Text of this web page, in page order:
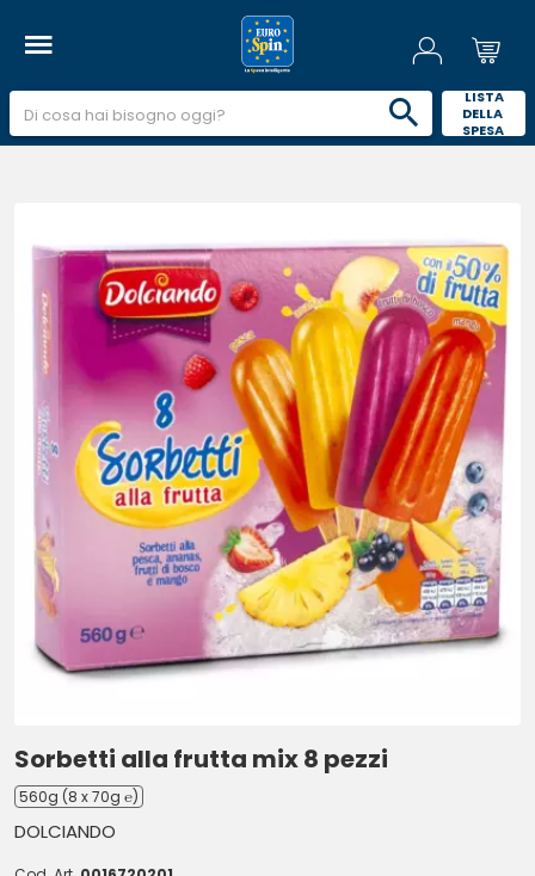
LISTA
DELLA
SPESA
Sorbetti alla frutta mix 8 pezzi
560g (8 x 70g ℮)
DOLCIANDO